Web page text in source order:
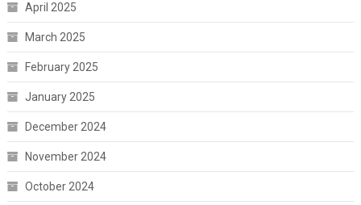
April 2025
March 2025
February 2025
January 2025
December 2024
November 2024
October 2024